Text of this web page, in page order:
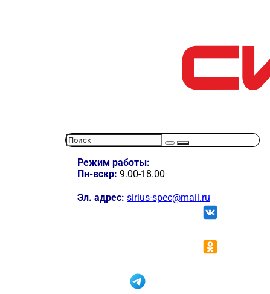
Режим работы:
Пн-вскр: 9.00-18.00
Эл. адрес: sirius-spec@mail.ru